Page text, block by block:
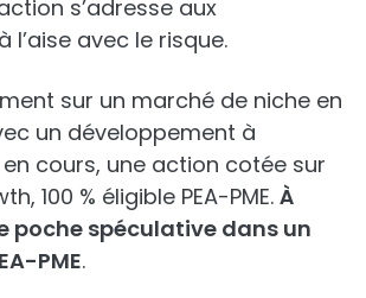
s’adresse aux
l’aise avec le risque.
sur un marché de niche en
un développement à
en cours, une action cotée sur
100 % éligible PEA-PME. À
poche spéculative dans un
PME.